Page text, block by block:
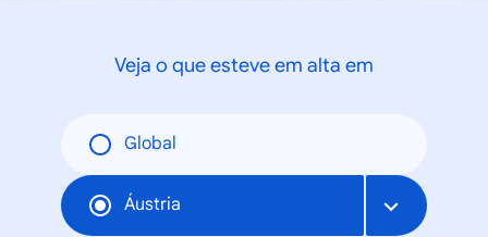
Veja o que esteve em alta em
Global
Áustria